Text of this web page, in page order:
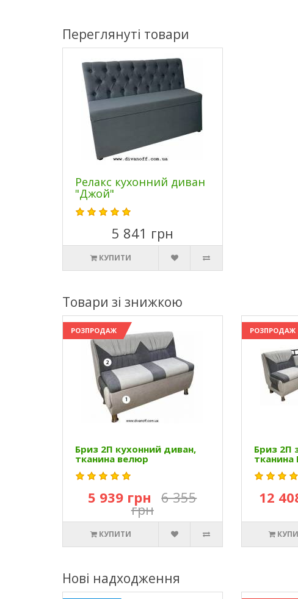
Переглянуті товари
Релакс кухонний диван
"Джой"
5 841 грн
КУПИТИ
Товари зі знижкою
РОЗПРОДАЖ
Бриз 2П кухонний диван,
тканина велюр
5 939 грн 6 355
грн
КУПИТИ
РОЗПРОДАЖ
Бриз 2П
12
Нові надходження